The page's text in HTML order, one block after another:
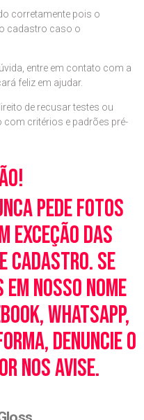
corretamente pois o
cadastro caso o
entre em contato com a
feliz em ajudar.
de recusar testes ou
com critérios e padrões pré-
pede fotos
exceção das
cadastro. Se
nosso nome
WhatsApp,
denuncie o
nos avise.